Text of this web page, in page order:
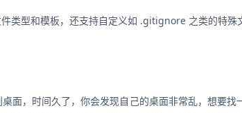
类型和模板，还支持自定义如 .gitignore 之类的特殊
面，时间久了，你会发现自己的桌面非常乱，想要找